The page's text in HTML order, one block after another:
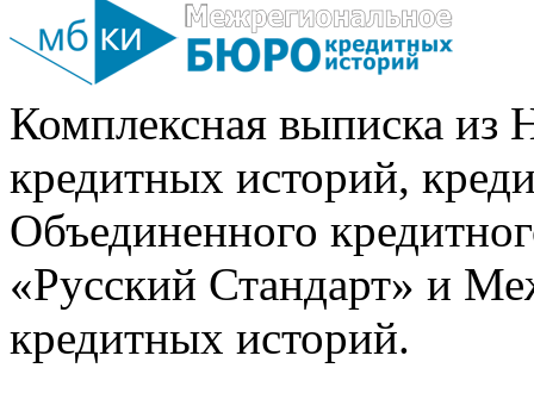
Комплексная выписка из
кредитных историй,
Объединенного
«Русский Стандарт» и
кредитных историй.